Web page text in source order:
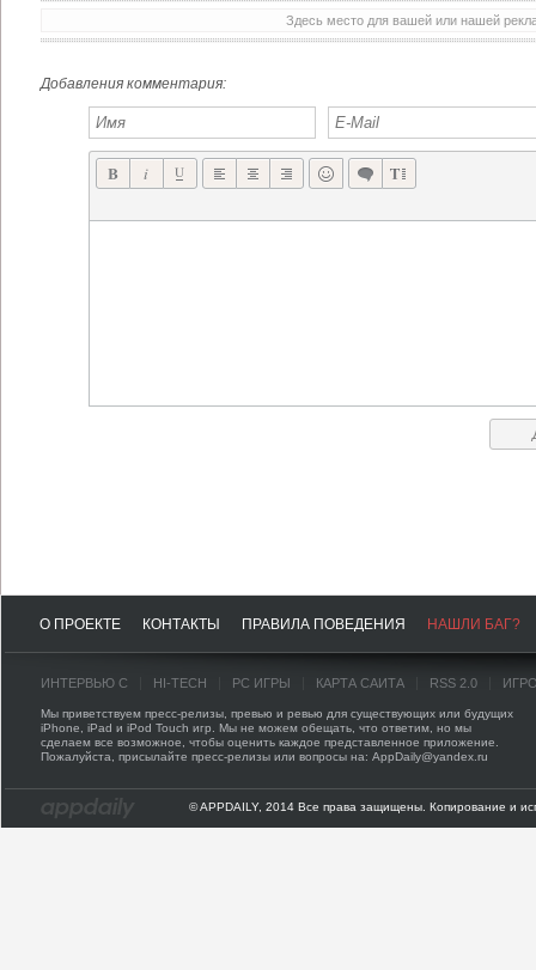
Здесь место для вашей или нашей
Добавления комментария:
О ПРОЕКТЕ КОНТАКТЫ ПРАВИЛА ПОВЕДЕНИЯ НАШЛИ БАГ?
ИНТЕРВЬЮ С HI-TECH PC ИГРЫ КАРТА САЙТА RSS 2.0
Мы приветствуем пресс-релизы, превью и ревью для существующих или будущих
iPhone, iPad и iPod Touch игр. Мы не можем обещать, что ответим, но мы
сделаем все возможное, чтобы оценить каждое представленное приложение.
Пожалуйста, присылайте пресс-релизы или вопросы на: AppDaily@yandex.ru
© APPDAILY, 2014 Все права защищены. Копирование и